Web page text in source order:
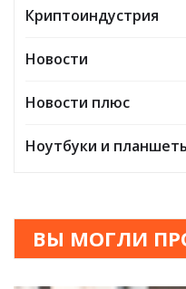
Криптоиндустрия
Новости
Новости плюс
Ноутбуки и
ВЫ МОГЛИ